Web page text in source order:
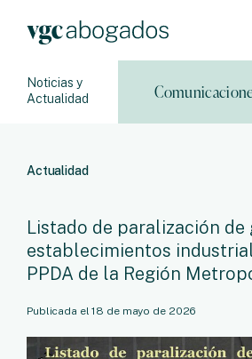
Noticias y
Actualidad
Actualidad
Listado de paralización de
establecimientos
PPDA de la Región
Publicada el 18 de mayo de 2026